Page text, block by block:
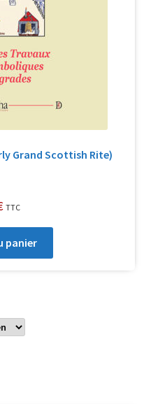
Grand Scottish Rite)
TTC
panier